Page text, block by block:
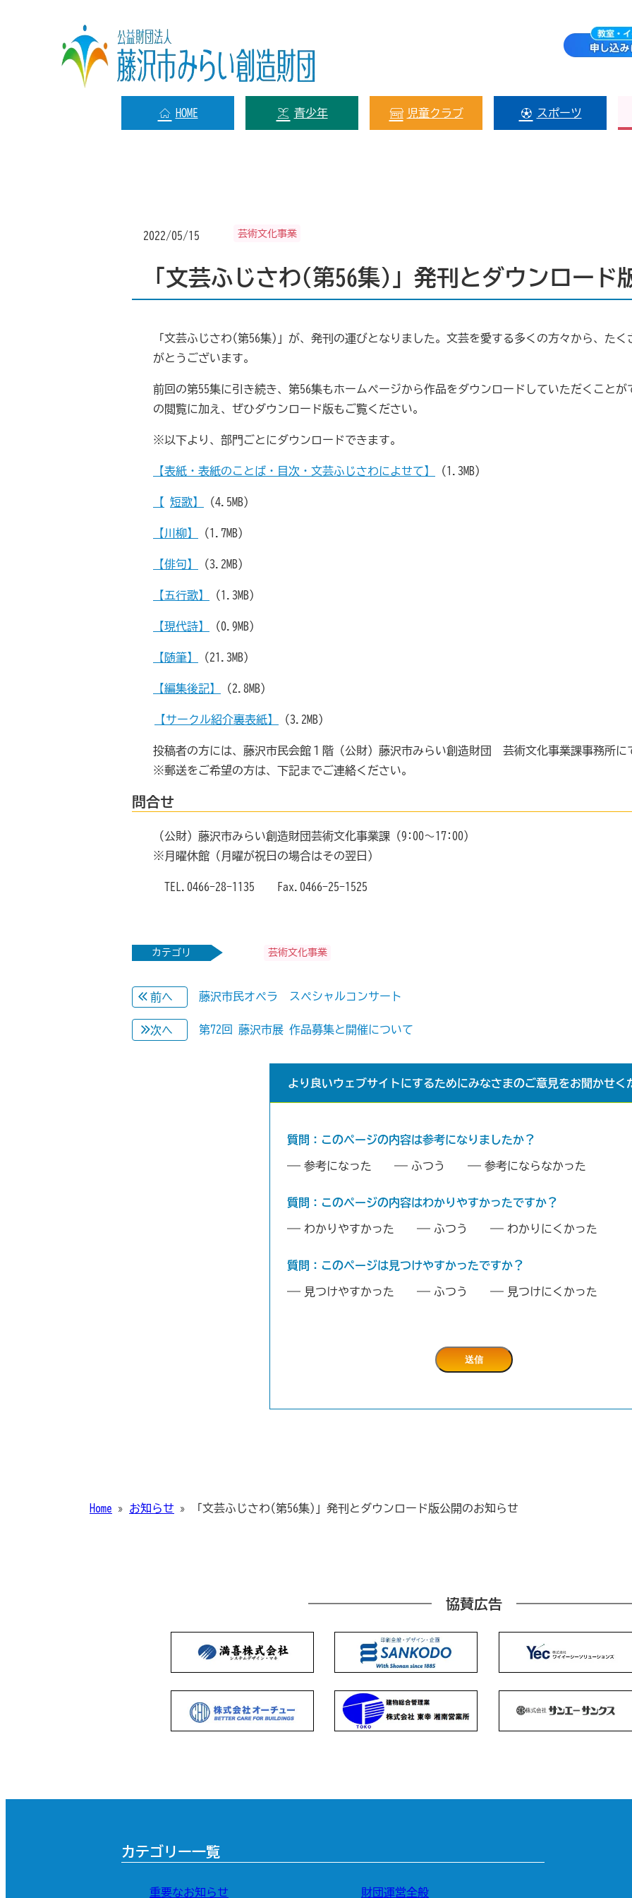
HOME 青少年 児童クラブ スポーツ
2022/05/15 芸術文化事業
「文芸ふじさわ(第56集)」発刊とダウンロード
「文芸ふじさわ(第56集)」が、発刊の運びとなりました。文芸を愛する多くの方々から、た
がとうございます。
前回の第55集に引き続き、第56集もホームページから作品をダウンロードしていただくこと
の閲覧に加え、ぜひダウンロード版もご覧ください。
※以下より、部門ごとにダウンロードできます。
【表紙・表紙のことば・目次・文芸ふじさわによせて】 （1.3MB）
【 短歌】 （4.5MB）
【 川柳】 （1.7MB）
【俳句】 （3.2MB）
【五行歌】 （1.3MB）
【現代詩】 （0.9MB）
【 随筆】 （21.3MB）
【編集後記】 （2.8MB）
【サークル紹介裏表紙】 （3.2MB）
投稿者の方には、藤沢市民会館１階（公財）藤沢市みらい創造財団 芸術文化事業課事務所に
※郵送をご希望の方は、下記までご連絡ください。
問合せ
（公財）藤沢市みらい創造財団芸術文化事業課（9:00～17:00）
※月曜休館（月曜が祝日の場合はその翌日）
TEL.0466-28-1135 Fax.0466-25-1525
カテゴリ 芸術文化事業
前へ 藤沢市民オペラ スペシャルコンサート
次へ 第72回 藤沢市展 作品募集と開催について
より良いウェブサイトにするためにみなさまのご意見をお聞かせく
質問：このページの内容は参考になりましたか？
参考になった ふつう 参考にならなかった
質問：このページの内容はわかりやすかったですか？
わかりやすかった ふつう わかりにくかった
質問：このページは見つけやすかったですか？
見つけやすかった ふつう 見つけにくかった
Home » お知らせ » 「文芸ふじさわ(第56集)」発刊とダウンロード版公開のお知らせ
協賛広告
カテゴリー一覧
重要なお知らせ 財団運営全般